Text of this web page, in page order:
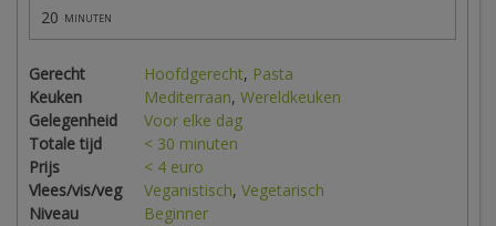
20 minuten
Gerecht Hoofdgerecht, Pasta
Keuken
Mediterraan, Wereldkeuken
Gelegenheid
Voor elke dag
Totale tijd
< 30 minuten
Prijs
< 4 euro
Vlees/vis/veg
Veganistisch, Vegetarisch
Niveau
Beginner